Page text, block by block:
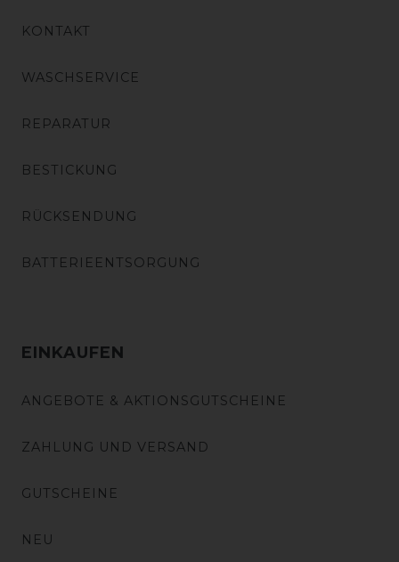
KONTAKT
WASCHSERVICE
REPARATUR
BESTICKUNG
RÜCKSENDUNG
BATTERIEENTSORGUNG
EINKAUFEN
ANGEBOTE & AKTIONSGUTSCHEINE
ZAHLUNG UND VERSAND
GUTSCHEINE
NEU